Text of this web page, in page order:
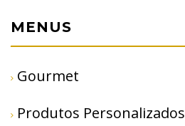
MENUS
Gourmet
Produtos Personalizados